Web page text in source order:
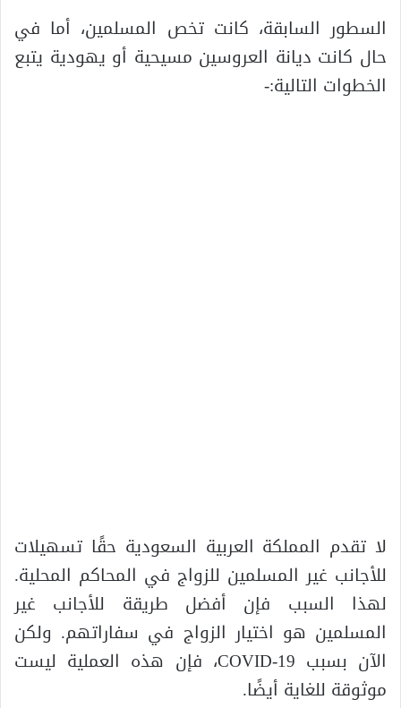
السطور السابقة، كانت تخص المسلمين، أما في
حال كانت ديانة العروسين مسيحية أو يهودية يتبع
الخطوات التالية:-
لا تقدم المملكة العربية السعودية حقًا تسهيلات
للأجانب غير المسلمين للزواج في المحاكم المحلية.
لهذا السبب فإن أفضل طريقة للأجانب غير
المسلمين هو اختيار الزواج في سفاراتهم. ولكن
الآن بسبب COVID-19، فإن هذه العملية ليست
موثوقة للغاية أيضًا.